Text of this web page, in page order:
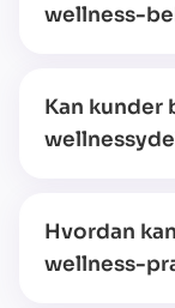
wellness-
Kan kunder
Hvordan
wellness-